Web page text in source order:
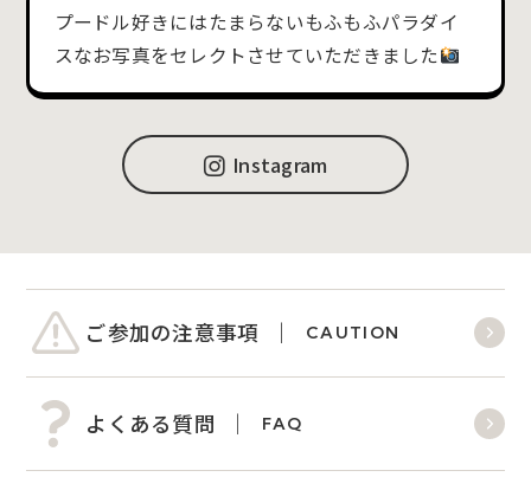
プードル好きにはたまらないもふもふパラダイ
スなお写真をセレクトさせていただきました
Instagram
ご参加の注意事項 CAUTION
よくある質問 FAQ